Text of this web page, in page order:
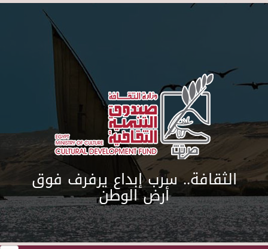
Skip to main content
الثقافة.. سرب إبداع يرفرف فوق
أرض الوطن